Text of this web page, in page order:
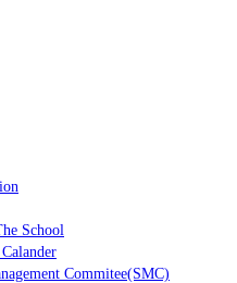
School
Commitee(SMC)